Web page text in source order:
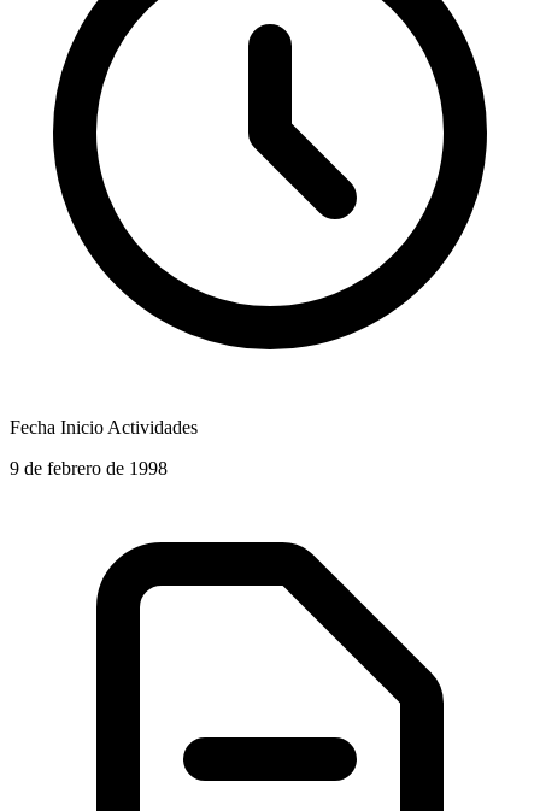
Fecha Inicio Actividades
9 de febrero de 1998